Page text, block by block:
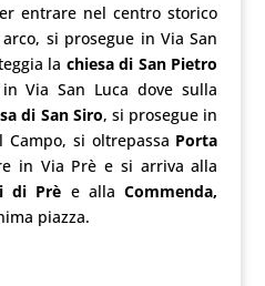
entrare nel centro storico
si prosegue in Via San
la chiesa di San Pietro
Via San Luca dove sulla
di San Siro, si prosegue in
Campo, si oltrepassa Porta
in Via Prè e si arriva alla
di Prè e allaCommenda,
piazza.